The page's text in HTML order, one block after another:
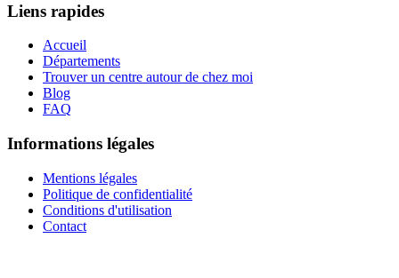
Liens rapides
Accueil
Départements
Trouver un centre autour de chez moi
Blog
FAQ
Informations légales
Mentions légales
Politique de confidentialité
Conditions d'utilisation
Contact